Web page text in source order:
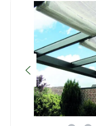
Bildergalerie überspringen